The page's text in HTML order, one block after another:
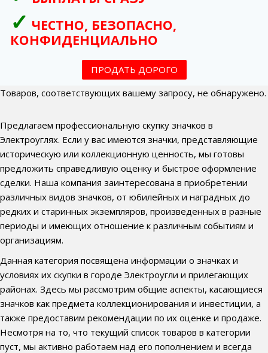
ЧЕСТНО, БЕЗОПАСНО,
КОНФИДЕНЦИАЛЬНО
ПРОДАТЬ ДОРОГО
Товаров, соответствующих вашему запросу, не обнаружено.
Предлагаем профессиональную скупку значков в
Электроуглях. Если у вас имеются значки, представляющие
историческую или коллекционную ценность, мы готовы
предложить справедливую оценку и быстрое оформление
сделки. Наша компания заинтересована в приобретении
различных видов значков, от юбилейных и наградных до
редких и старинных экземпляров, произведенных в разные
периоды и имеющих отношение к различным событиям и
организациям.
Данная категория посвящена информации о значках и
условиях их скупки в городе Электроугли и прилегающих
районах. Здесь мы рассмотрим общие аспекты, касающиеся
значков как предмета коллекционирования и инвестиции, а
также предоставим рекомендации по их оценке и продаже.
Несмотря на то, что текущий список товаров в категории
пуст, мы активно работаем над его пополнением и всегда